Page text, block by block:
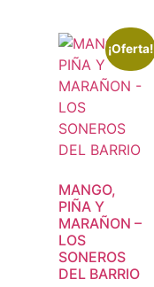
¡Oferta!
MANGO,
PIÑA Y
MARAÑON –
LOS
SONEROS
DEL BARRIO